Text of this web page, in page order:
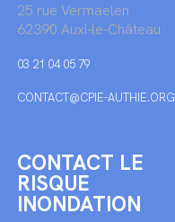
25 rue Vermaelen
62390 Auxi-le-Château
03 21 04 05 79
CONTACT@CPIE-AUTHIE.ORG
CONTACT LE
RISQUE
INONDATION